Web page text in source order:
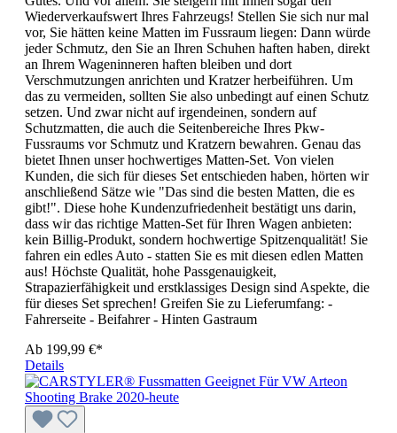
Wiederverkaufswert Ihres Fahrzeugs! Stellen Sie sich nur mal
vor, Sie hätten keine Matten im Fussraum liegen: Dann würde
jeder Schmutz, den Sie an Ihren Schuhen haften haben, direkt
an Ihrem Wageninneren haften bleiben und dort
Verschmutzungen anrichten und Kratzer herbeiführen. Um
das zu vermeiden, sollten Sie also unbedingt auf einen Schutz
setzen. Und zwar nicht auf irgendeinen, sondern auf
Schutzmatten, die auch die Seitenbereiche Ihres Pkw-
Fussraums vor Schmutz und Kratzern bewahren. Genau das
bietet Ihnen unser hochwertiges Matten-Set. Von vielen
Kunden, die sich für dieses Set entschieden haben, hörten wir
anschließend Sätze wie "Das sind die besten Matten, die es
gibt!". Diese hohe Kundenzufriedenheit bestätigt uns darin,
dass wir das richtige Matten-Set für Ihren Wagen anbieten:
kein Billig-Produkt, sondern hochwertige Spitzenqualität! Sie
fahren ein edles Auto - statten Sie es mit diesen edlen Matten
aus! Höchste Qualität, hohe Passgenauigkeit,
Strapazierfähigkeit und erstklassiges Design sind Aspekte, die
für dieses Set sprechen! Greifen Sie zu Lieferumfang: -
Fahrerseite - Beifahrer - Hinten Gastraum
Ab 199,99 €*
Details